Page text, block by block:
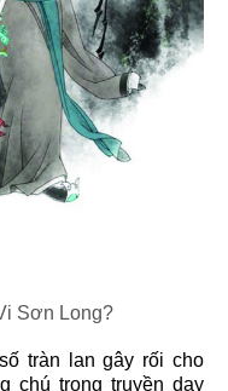
Sơn Long?
tràn lan gây rối cho
chú trọng truyền dạy